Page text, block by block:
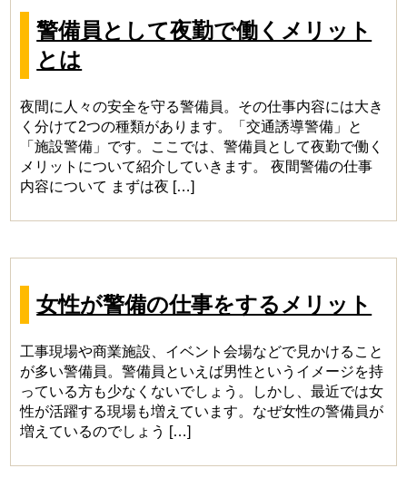
警備員として夜勤で働くメリット
とは
夜間に人々の安全を守る警備員。その仕事内容には大き
く分けて2つの種類があります。「交通誘導警備」と
「施設警備」です。ここでは、警備員として夜勤で働く
メリットについて紹介していきます。 夜間警備の仕事
内容について まずは夜 […]
女性が警備の仕事をするメリット
工事現場や商業施設、イベント会場などで見かけること
が多い警備員。警備員といえば男性というイメージを持
っている方も少なくないでしょう。しかし、最近では女
性が活躍する現場も増えています。なぜ女性の警備員が
増えているのでしょう […]